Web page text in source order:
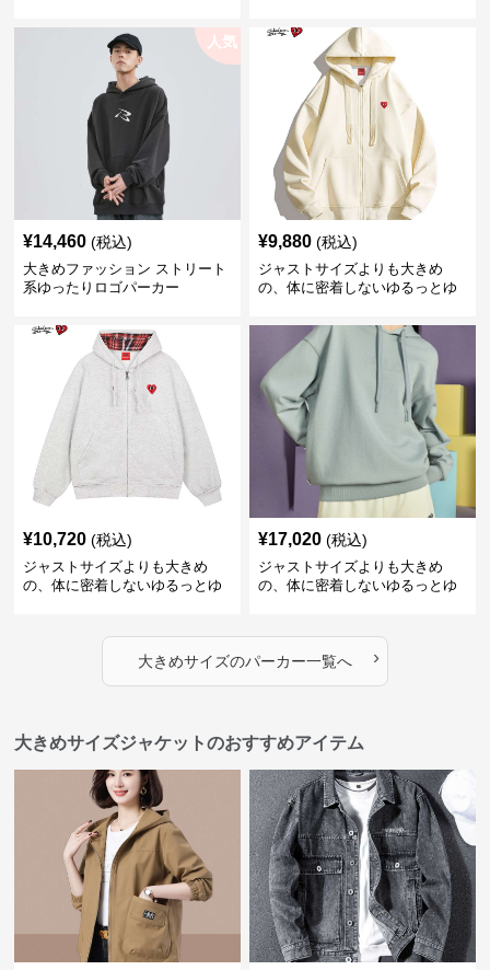
人気
¥14,460 (税込)
大きめファッション ストリート
系ゆったりロゴパーカー
¥9,880 (税込)
ジャストサイズよりも大きめ
の、体に密着しないゆるっとゆ
ゆったりハッピーハート ジップ
アップパーカー
¥10,720 (税込)
ジャストサイズよりも大きめ
の、体に密着しないゆるっとゆ
アップパーカー
¥17,020 (税込)
ジャストサイズよりも大きめ
の、体に密着しないゆるっとゆ
大きめサイズのパーカー一覧へ ›
大きめサイズジャケットのおすすめアイテム